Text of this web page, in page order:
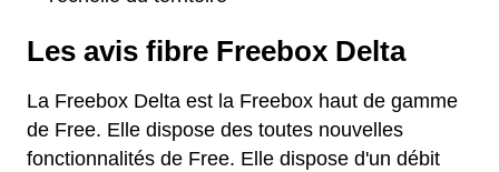
Les avis fibre Freebox Delta
La Freebox Delta est la Freebox haut de gamme
de Free. Elle dispose des toutes nouvelles
fonctionnalités de Free. Elle dispose d'un débit